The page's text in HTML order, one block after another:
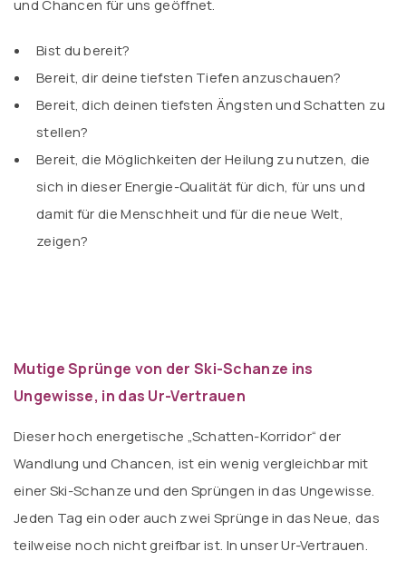
und Chancen für uns geöffnet.
Bist du bereit?
Bereit, dir deine tiefsten Tiefen anzuschauen?
Bereit, dich deinen tiefsten Ängsten und Schatten zu
stellen?
Bereit, die Möglichkeiten der Heilung zu nutzen, die
sich in dieser Energie-Qualität für dich, für uns und
damit für die Menschheit und für die neue Welt,
zeigen?
Mutige Sprünge von der Ski-Schanze ins
Ungewisse, in das Ur-Vertrauen
Dieser hoch energetische „Schatten-Korridor“ der
Wandlung und Chancen, ist ein wenig vergleichbar mit
einer Ski-Schanze und den Sprüngen in das Ungewisse.
Jeden Tag ein oder auch zwei Sprünge in das Neue, das
teilweise noch nicht greifbar ist. In unser Ur-Vertrauen.